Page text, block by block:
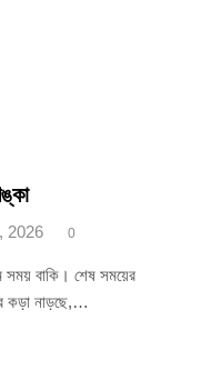
2026 0
সময় বাকি। শেষ সময়ের
কড়া নাড়ছে,…